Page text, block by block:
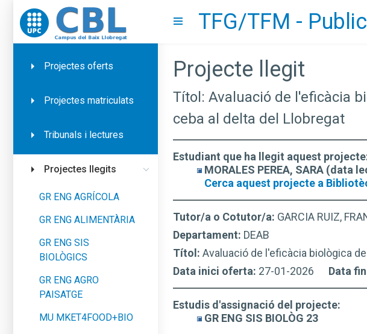
Go to upc.edu Show menuTFG/TFM -
Projectes oferts
Projectes matriculats
Tribunals i lectures
Projectes llegits
GR ENG AGRÍCOLA
GR ENG ALIMENTÀRIA
GR ENG SIS
BIOLÒGICS
GR ENG AGRO
PAISATGE
MU MKET4FOOD+BIO
Projecte llegit
Títol: Avaluació de l'eficàcia
ceba al delta del Llobregat
Estudiant que ha llegit aquest
MORALES PEREA, SARA (data
Cerca aquest projecte a
Tutor/a o Cotutor/a: GARCIA RUIZ,
Departament: DEAB
Títol: Avaluació de l'eficàcia biològica
Data inici oferta: 27-01-2026 Data
Estudis d'assignació del projecte:
GR ENG SIS BIOLÒG 23